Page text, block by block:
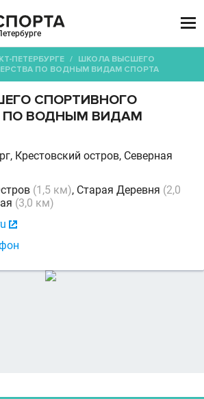

ПЕТЕРБУРГЕ / ШКОЛА ВЫСШЕГО
ПО ВОДНЫМ ВИДАМ СПОРТА
СПОРТИВНОГО
ПО ВОДНЫМ ВИДАМ
Крестовский остров, Северная
(1,5 км), Старая Деревня (2,0
(3,0 км)
